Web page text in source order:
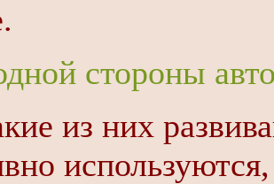
стороны
из них